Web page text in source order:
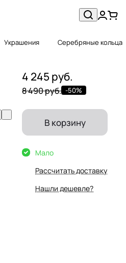
Украшения Серебряные кольца
4 245 руб.
8 490 руб. -50%
В корзину
Мало
Рассчитать доставку
Нашли дешевле?